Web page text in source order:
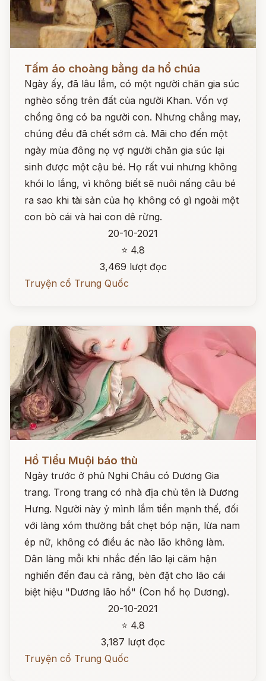
Đọc ngay
Tấm áo choàng bằng da hổ chúa
Ngày ấy, đã lâu lắm, có một người chăn gia súc
nghèo sống trên đất của người Khan. Vốn vợ
chồng ông có ba người con. Nhưng chẳng may,
chúng đều đã chết sớm cả. Mãi cho đến một
ngày mùa đông nọ vợ người chăn gia súc lại
sinh được một cậu bé. Họ rất vui nhưng không
khói lo lắng, vì không biết sẽ nuôi nấng câu bé
ra sao khi tài sản của họ không có gì ngoài một
con bò cái và hai con dê rừng.
20-10-2021
⭐ 4.8
3,469 lượt đọc
Truyện cổ Trung Quốc
Đọc ngay
Hồ Tiểu Muội báo thù
Ngày trước ở phủ Nghi Châu có Dương Gia
trang. Trong trang có nhà địa chủ tên là Dương
Hưng. Người này ỷ mình lắm tiền mạnh thế, đối
với làng xóm thường bắt chẹt bóp nặn, lừa nam
ép nữ, không có điều ác nào lão không làm.
Dân làng mỗi khi nhắc đến lão lại căm hận
nghiến đến đau cả răng, bèn đặt cho lão cái
biệt hiệu "Dương lão hổ" (Con hổ họ Dương).
20-10-2021
⭐ 4.8
3,187 lượt đọc
Truyện cổ Trung Quốc